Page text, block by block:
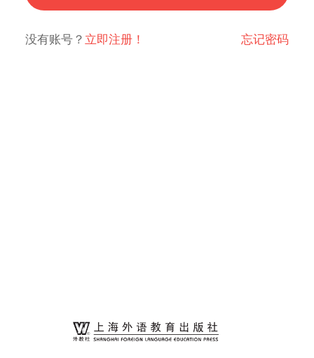
没有账号？ 立即注册！ 忘记密码